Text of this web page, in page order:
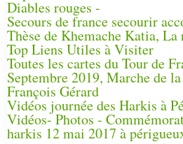
Diables rouges -
Secours de france secourir
Thèse de Khemache Katia,
Top Liens Utiles à Visiter
Toutes les cartes du Tour de
Septembre 2019, Marche de
François Gérard
Vidéos journée des Harkis à
Vidéos- Photos -
harkis 12 mai 2017 à